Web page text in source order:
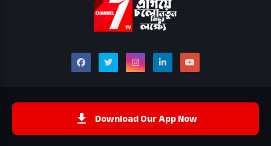
Download Our App Now